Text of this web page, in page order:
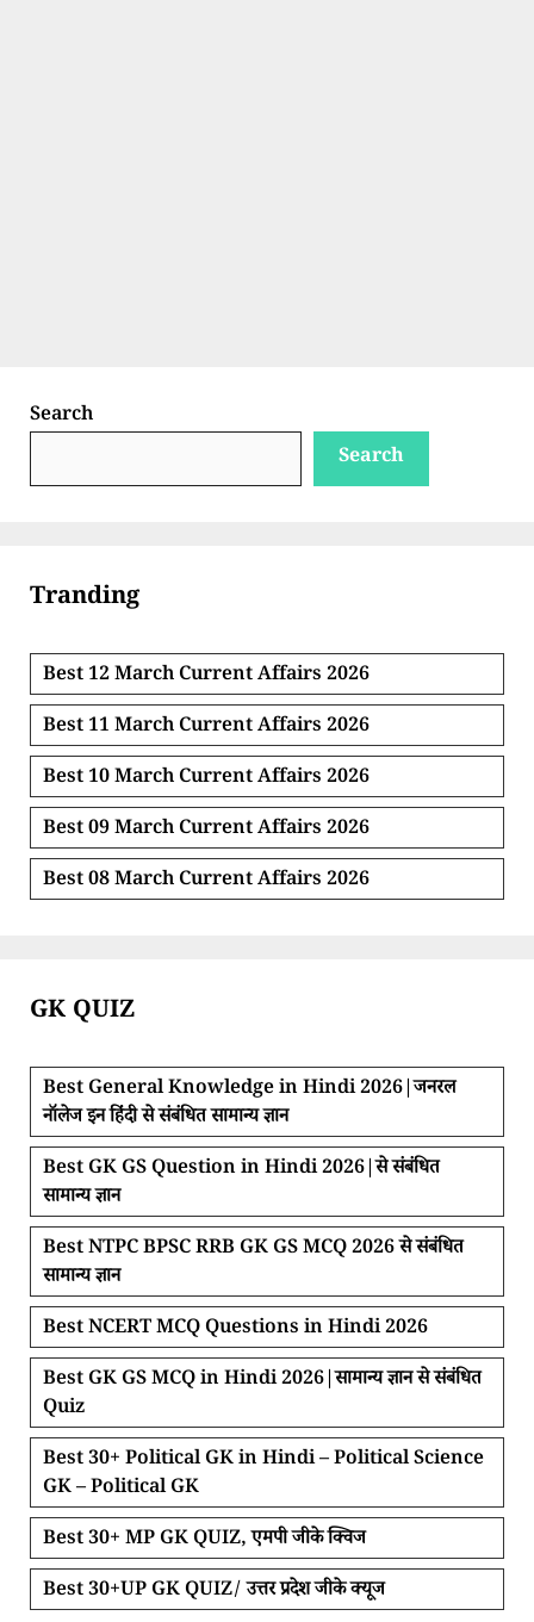
Search
Search
Tranding
Best 12 March Current Affairs 2026
Best 11 March Current Affairs 2026
Best 10 March Current Affairs 2026
Best 09 March Current Affairs 2026
Best 08 March Current Affairs 2026
GK QUIZ
Best General Knowledge in Hindi 2026|जनरल
नॉलेज इन हिंदी से संबंधित सामान्य ज्ञान
Best GK GS Question in Hindi 2026|से संबंधित
सामान्य ज्ञान
Best NTPC BPSC RRB GK GS MCQ 2026 से संबंधित
सामान्य ज्ञान
Best NCERT MCQ Questions in Hindi 2026
Best GK GS MCQ in Hindi 2026|सामान्य ज्ञान से संबंधित
Quiz
Best 30+ Political GK in Hindi – Political Science
GK – Political GK
Best 30+ MP GK QUIZ, एमपी जीके क्विज
Best 30+UP GK QUIZ/ उत्तर प्रदेश जीके क्यूज